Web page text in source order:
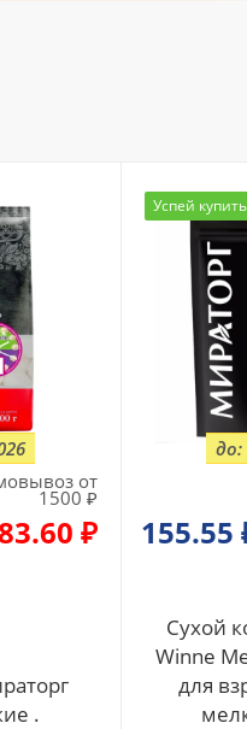
от
1500 ₽
₽
.
Успей
155.55
Сухой
Winne
для
до: